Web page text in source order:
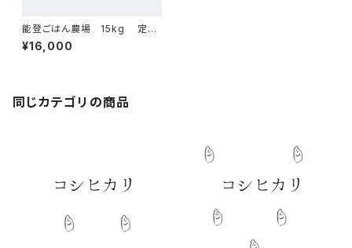
能登ごはん農場 15kg 定期
配送コース
¥16,000
同じカテゴリの商品